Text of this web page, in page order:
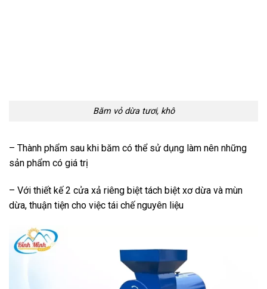
Băm vỏ dừa tươi, khô
– Thành phẩm sau khi băm có thể sử dụng làm nên những
sản phẩm có giá trị
– Với thiết kế 2 cửa xả riêng biệt tách biệt xơ dừa và mùn
dừa, thuận tiện cho việc tái chế nguyên liệu